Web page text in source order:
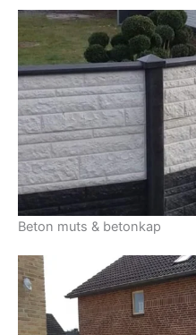
Beton muts & betonkap